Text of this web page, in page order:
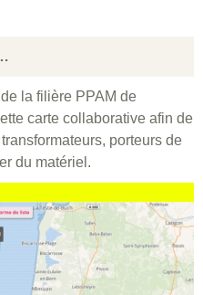
la filière PPAM de
carte collaborative afin de
porteurs de
du matériel.